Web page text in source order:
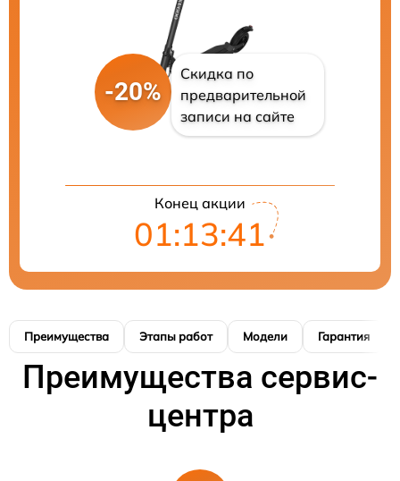
-20%
Скидка по
предварительной
записи на сайте
Конец акции
01:13:40
Преимущества Этапы работ Модели Гарантия
Преимущества сервис-
центра